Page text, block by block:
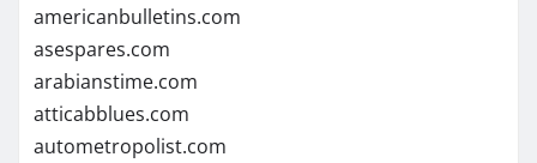
americanbulletins.com
asespares.com
arabianstime.com
atticabblues.com
autometropolist.com